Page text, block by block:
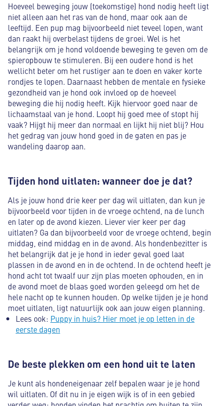
Hoeveel beweging jouw (toekomstige) hond nodig heeft ligt
niet alleen aan het ras van de hond, maar ook aan de
leeftijd. Een pup mag bijvoorbeeld niet teveel lopen, want
dan raakt hij overbelast tijdens de groei. Wel is het
belangrijk om je hond voldoende beweging te geven om de
spieropbouw te stimuleren. Bij een oudere hond is het
wellicht beter om het rustiger aan te doen en vaker korte
rondjes te lopen. Daarnaast hebben de mentale en fysieke
gezondheid van je hond ook invloed op de hoeveel
beweging die hij nodig heeft. Kijk hiervoor goed naar de
lichaamstaal van je hond. Loopt hij goed mee of stopt hij
vaak? Hijgt hij meer dan normaal en lijkt hij niet blij? Hou
het gedrag van jouw hond goed in de gaten en pas je
wandeling daarop aan.
Tijden hond uitlaten: wanneer doe je dat?
Als je jouw hond drie keer per dag wil uitlaten, dan kun je
bijvoorbeeld voor tijden in de vroege ochtend, na de lunch
en later op de avond kiezen. Liever vier keer per dag
uitlaten? Ga dan bijvoorbeeld voor de vroege ochtend, begin
middag, eind middag en in de avond. Als hondenbezitter is
het belangrijk dat je je hond in ieder geval goed laat
plassen in de avond en in de ochtend. In de ochtend heeft je
hond acht tot twaalf uur zijn plas moeten ophouden, en in
de avond moet de blaas goed worden geleegd om het de
hele nacht op te kunnen houden. Op welke tijden je je hond
moet uitlaten, ligt natuurlijk ook aan jouw eigen planning.
Lees ook: Puppy in huis? Hier moet je op letten in de
eerste dagen
De beste plekken om een hond uit te laten
Je kunt als hondeneigenaar zelf bepalen waar je je hond
wil uitlaten. Of dit nu in je eigen wijk is of in een gebied